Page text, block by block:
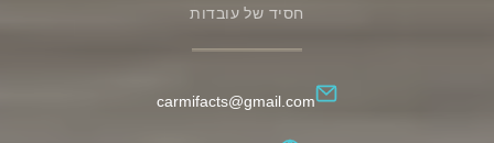
חסיד של עובדות
carmifacts@gmail.com